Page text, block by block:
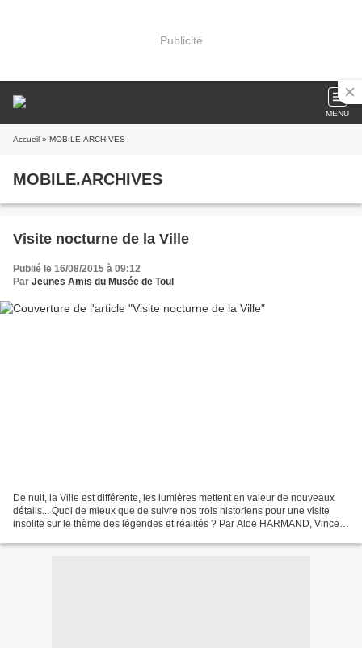
Publicité
MENU
Accueil » MOBILE.ARCHIVES
MOBILE.ARCHIVES
Visite nocturne de la Ville
Publié le 16/08/2015 à 09:12
Par Jeunes Amis du Musée de Toul
De nuit, la Ville est différente, les lumières mettent en valeur de nouveaux
détails... Quoi de mieux que de suivre nos trois historiens pour une visite
insolite sur le thème des légendes et réalités ? Par Alde HARMAND, Vincent